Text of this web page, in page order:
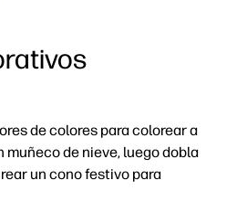
de colores para colorear a
muñeco de nieve, luego dobla
un cono festivo para